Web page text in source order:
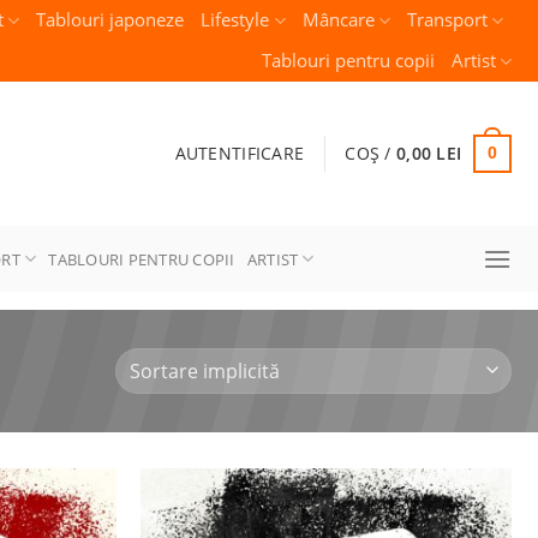
Tablouri japoneze Lifestyle Mâncare
Transport
Tablouri pentru copii
Artist
AUTENTIFICARE COȘ / 0,00 LEI 0
TABLOURI PENTRU COPII ARTIST